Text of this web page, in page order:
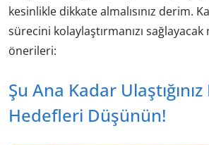
kesinlikle dikkate almalısınız derim.
sürecini kolaylaştırmanızı
önerileri:
Şu Ana Kadar
Hedefleri Düşünün!